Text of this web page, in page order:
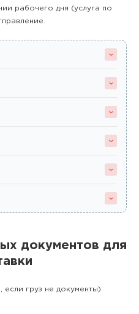
рабочего дня (услуга по
документов для
если груз не документы)